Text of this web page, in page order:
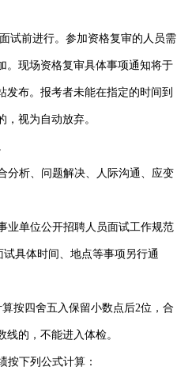
试前进行。参加资格复审的人员需
。现场资格复审具体事项通知将于
发布。报考者未能在指定的时间到
视为自动放弃。
分析、问题解决、人际沟通、应变
业单位公开招聘人员面试工作规范
具体时间、地点等事项另行通
按四舍五入保留小数点后2位，合
的，不能进入体检。
按下列公式计算：